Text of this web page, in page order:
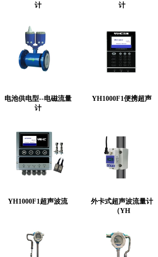
计
计
电池供电型--电磁流量
计
YH1000F1便携超声
YH1000F1超声波流
外卡式超声波流量计
（YH